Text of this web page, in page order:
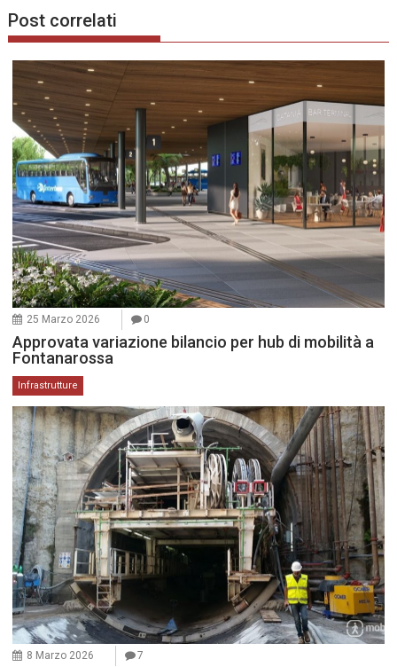
Post correlati
25 Marzo 2026 0
Approvata variazione bilancio per hub di mobilità a
Fontanarossa
Infrastrutture
8 Marzo 2026 7